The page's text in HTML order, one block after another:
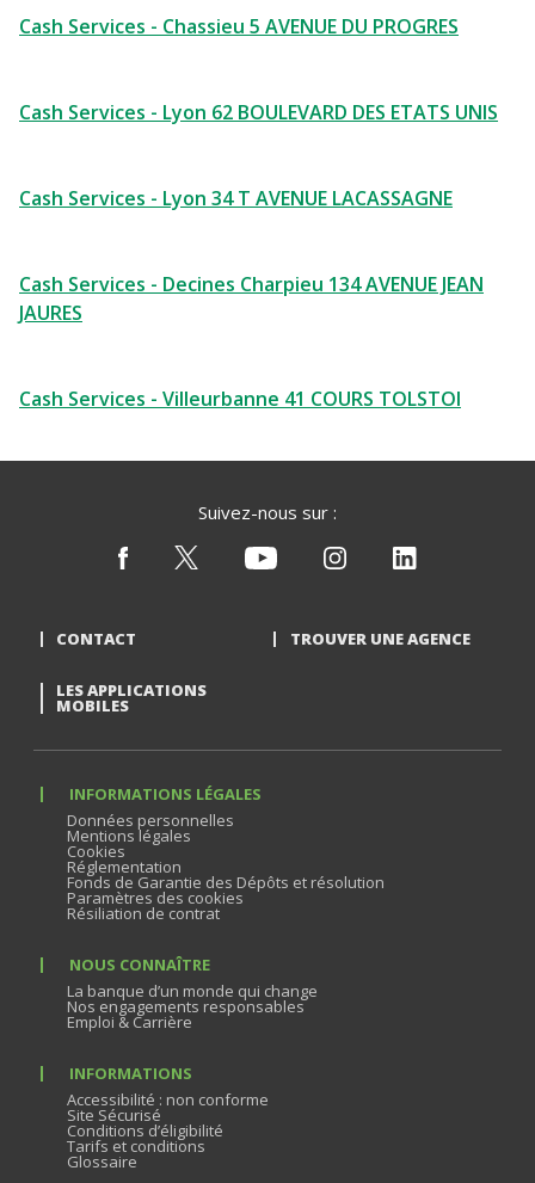
Cash Services - Chassieu 5 AVENUE DU PROGRES
Cash Services - Lyon 62 BOULEVARD DES ETATS UNIS
Cash Services - Lyon 34 T AVENUE LACASSAGNE
Cash Services - Decines Charpieu 134 AVENUE JEAN
JAURES
Cash Services - Villeurbanne 41 COURS TOLSTOI
Suivez-nous sur :
CONTACT TROUVER UNE AGENCE
LES APPLICATIONS
MOBILES
INFORMATIONS LÉGALES
Données personnelles
Mentions légales
Cookies
Réglementation
Fonds de Garantie des Dépôts et résolution
Paramètres des cookies
Résiliation de contrat
NOUS CONNAÎTRE
La banque d’un monde qui change
Nos engagements responsables
Emploi & Carrière
INFORMATIONS
Accessibilité : non conforme
Site Sécurisé
Conditions d’éligibilité
Tarifs et conditions
Glossaire